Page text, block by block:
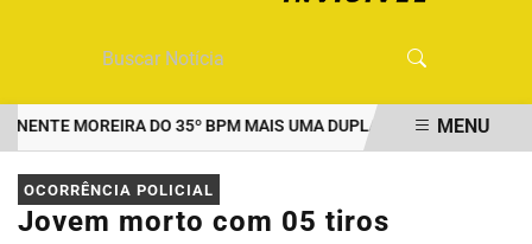
MOREIRA DO 35º BPM MAIS UMA DUPLA PRESA POR TRÁFICO
EM ALTA
MENU
OCORRÊNCIA POLICIAL
Jovem morto com 05 tiros